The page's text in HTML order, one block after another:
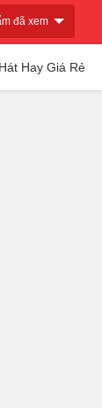
đã xem
Hay Giá Rẻ